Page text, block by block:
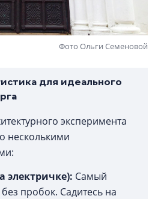
Фото Ольги Семеновой
для идеального
эксперимента
несколькими
электричке): Самый
пробок. Садитесь на